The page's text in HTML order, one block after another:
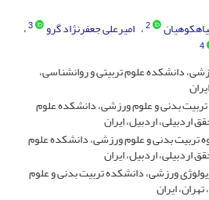
2 امیرعلی جعفرنژاد گرو 3
4
دانشکده علوم تربیتی و روانشناسی،
بدنی و علوم ورزشی، دانشکده علوم
اردبیلی، اردبیل، ایران
تربیت بدنی و علوم ورزشی، دانشکده علوم
اردبیلی، اردبیل، ایران
ورزشی، دانشکده تربیت بدنی و علوم
ایران